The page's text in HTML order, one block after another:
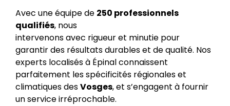
Avec une équipe de 250 professionnels
qualifiés, nous
intervenons avec rigueur et minutie pour
garantir des résultats durables et de qualité. Nos
experts localisés à Épinal connaissent
parfaitement les spécificités régionales et
climatiques desVosges, et s’engagent à fournir
un service irréprochable.